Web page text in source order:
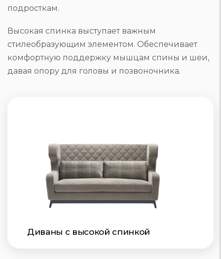
подросткам.
Высокая спинка выступает важным
стилеобразующим элементом. Обеспечивает
комфортную поддержку мышцам спины и шеи,
давая опору для головы и позвоночника.
Диваны с высокой спинкой